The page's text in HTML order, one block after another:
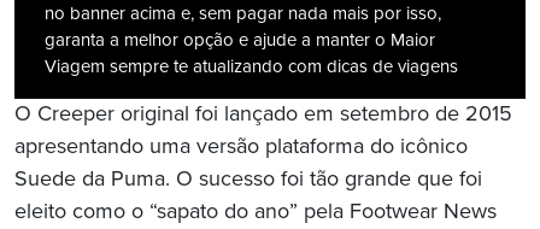
no banner acima e, sem pagar nada mais por isso,
garanta a melhor opção e ajude a manter o Maior
Viagem sempre te atualizando com dicas de viagens
O Creeper original foi lançado em setembro de 2015
apresentando uma versão plataforma do icônico
Suede da Puma. O sucesso foi tão grande que foi
eleito como o “sapato do ano” pela Footwear News